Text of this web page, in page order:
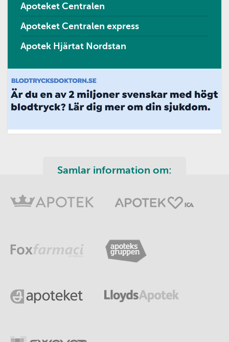
Apoteket Centralen
Apoteket Centralen express
Apotek Hjärtat Nordstan
Samlar information om: